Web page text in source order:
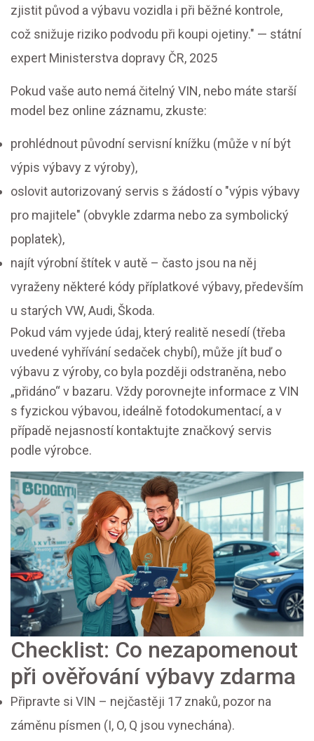
zjistit původ a výbavu vozidla i při běžné kontrole,
což snižuje riziko podvodu při koupi ojetiny." — státní
expert Ministerstva dopravy ČR, 2025
Pokud vaše auto nemá čitelný VIN, nebo máte starší
model bez online záznamu, zkuste:
prohlédnout původní servisní knížku (může v ní být
výpis výbavy z výroby),
oslovit autorizovaný servis s žádostí o "výpis výbavy
pro majitele" (obvykle zdarma nebo za symbolický
poplatek),
najít výrobní štítek v autě – často jsou na něj
vyraženy některé kódy příplatkové výbavy, především
u starých VW, Audi, Škoda.
Pokud vám vyjede údaj, který realitě nesedí (třeba
uvedené vyhřívání sedaček chybí), může jít buď o
výbavu z výroby, co byla později odstraněna, nebo
„přidáno“ v bazaru. Vždy porovnejte informace z VIN
s fyzickou výbavou, ideálně fotodokumentací, a v
případě nejasností kontaktujte značkový servis
podle výrobce.
Checklist: Co nezapomenout
při ověřování výbavy zdarma
Připravte si VIN – nejčastěji 17 znaků, pozor na
záměnu písmen (I, O, Q jsou vynechána).